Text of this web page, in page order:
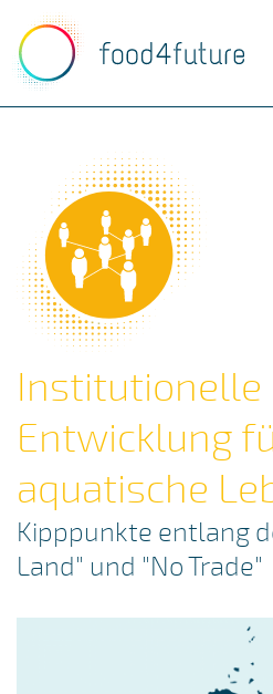
Institutionelle
Entwicklung
aquatische
Kipppunkte entlang
Land" und "No Trade"